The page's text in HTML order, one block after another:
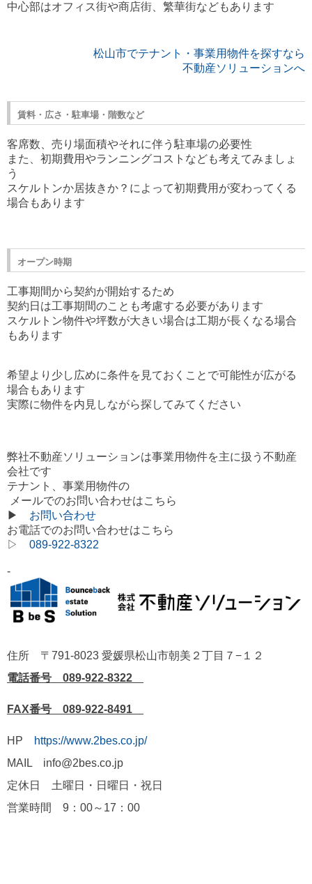
中心部はオフィス街や商店街、繁華街などもあります
松山市でテナント・事業用物件を探すなら
不動産ソリューションへ
賃料・広さ・駐車場・階数など
客席数、売り場面積やそれに伴う駐車場の必要性
また、初期費用やランニングコストなども考えてみましょ
う
スケルトンか居抜きか？によって初期費用が変わってくる
場合もあります
オープン時期
工事期間から契約が開始するため
契約日は工事期間のことも考慮する必要があります
スケルトン物件や坪数が大きい場合は工期が長くなる場合
もあります
希望より少し広めに条件を見ておくことで可能性が広がる
場合もあります
実際に物件を内見しながら探してみてください
弊社不動産ソリューションは事業用物件を主に扱う不動産
会社です
テナント、事業用物件の
メールでのお問い合わせはこちら
▶ お問い合わせ
お電話でのお問い合わせはこちら
▷ 089-922-8322
-
住所 〒791-8023 愛媛県松山市朝美２丁目７−１２
電話番号 089-922-8322
FAX番号 089-922-8491
HP
https://www.2bes.co.jp/
MAIL info@2bes.co.jp
定休日 土曜日・日曜日・祝日
営業時間 9：00～17：00